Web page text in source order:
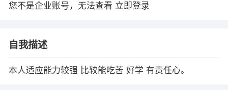
您不是企业账号，无法查看 立即登录
自我描述
本人适应能力较强 比较能吃苦 好学 有责任心。